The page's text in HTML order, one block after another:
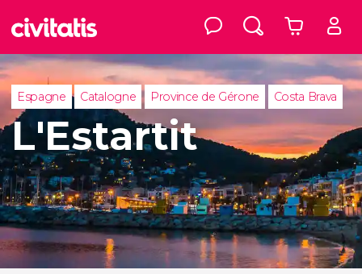
Espagne Catalogne Province de Gérone Costa Brava
L'Estartit